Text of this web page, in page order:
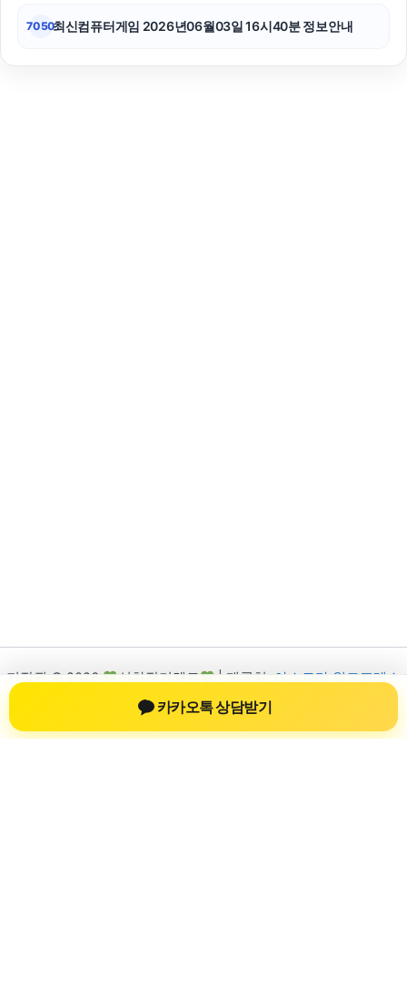
7050최신컴퓨터게임 2026년06월03일 16시40분 정보안내
저작권 © 2026 신차장기렌트 | 제공처:
아스트라 워드프레스
테마
카카오톡 상담받기